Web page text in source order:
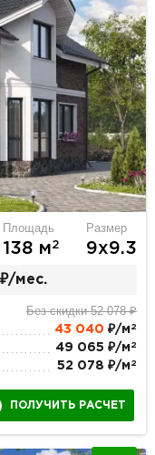
Площадь
138 м2
Размер
9х9.3
мес.
Без скидки 52 078 ₽
43 040 ₽/м 2
49 065 ₽/м 2
52 078 ₽/м 2
ПОЛУЧИТЬ РАСЧЕТ